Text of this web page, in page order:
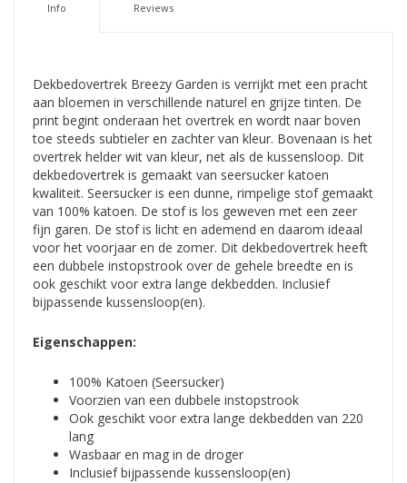
Info Reviews
Dekbedovertrek Breezy Garden is verrijkt met een pracht
aan bloemen in verschillende naturel en grijze tinten. De
print begint onderaan het overtrek en wordt naar boven
toe steeds subtieler en zachter van kleur. Bovenaan is het
overtrek helder wit van kleur, net als de kussensloop. Dit
dekbedovertrek is gemaakt van seersucker katoen
kwaliteit. Seersucker is een dunne, rimpelige stof gemaakt
van 100% katoen. De stof is los geweven met een zeer
fijn garen. De stof is licht en ademend en daarom ideaal
voor het voorjaar en de zomer. Dit dekbedovertrek heeft
een dubbele instopstrook over de gehele breedte en is
ook geschikt voor extra lange dekbedden. Inclusief
bijpassende kussensloop(en).
Eigenschappen:
100% Katoen (Seersucker)
Voorzien van een dubbele instopstrook
Ook geschikt voor extra lange dekbedden van 220
lang
Wasbaar en mag in de droger
Inclusief bijpassende kussensloop(en)